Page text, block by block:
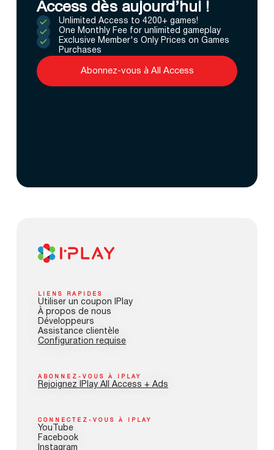
Access dès aujourd’hui !
Unlimited Access to 4200+ games!
One Monthly Fee for unlimited gameplay
Exclusive Member's Only Prices on Games
Purchases
Abonnez-vous à All Access
LIENS RAPIDES
Utiliser un coupon IPlay
À propos de nous
Développeurs
Assistance clientèle
Configuration requise
ABONNEZ-VOUS À IPLAY
Rejoignez IPlay All Access + Ads
CONNECTEZ-VOUS À IPLAY
YouTube
Facebook
Instagram